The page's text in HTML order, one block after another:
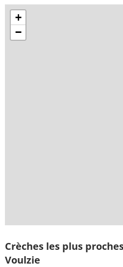
+
−
Crèches les plus
Voulzie